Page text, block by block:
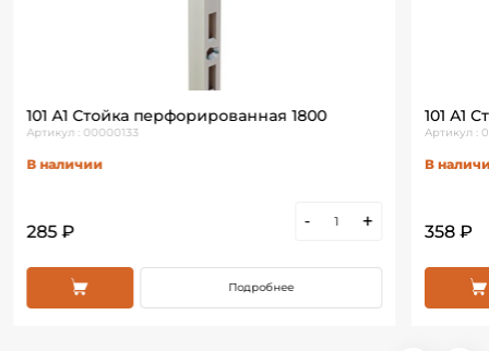
101 А1 Стойка перфорированная 1800
Артикул : 00000133
В наличии
285 ₽
- +
Подробнее
101 А1
Артикул :
В
358 ₽